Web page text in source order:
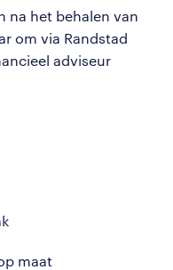
na het behalen van
om via Randstad
adviseur
maat